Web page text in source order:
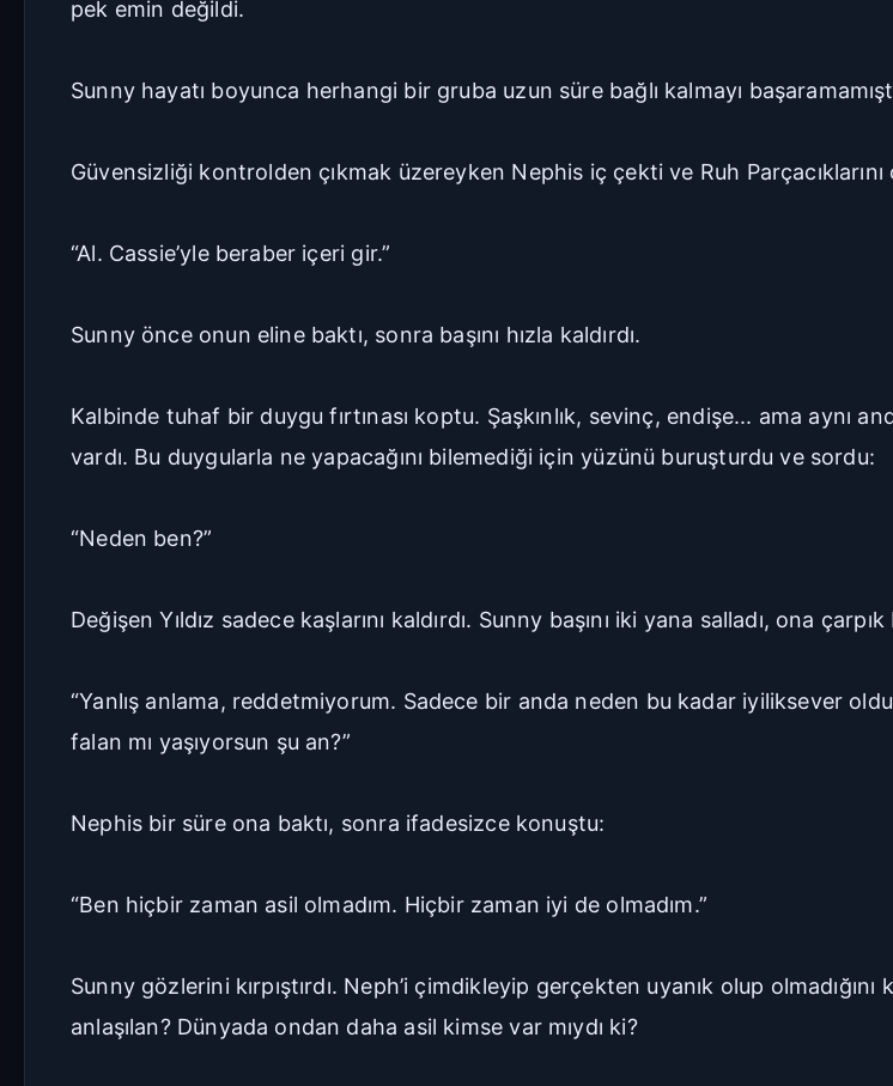
pek emin değildi.
Sunny hayatı boyunca herhangi bir gruba uzun süre bağlı kalmayı
Güvensizliği kontrolden çıkmak üzereyken Nephis iç çekti ve Ruh Parçacıklarını
“Al. Cassie’yle beraber içeri gir.”
Sunny önce onun eline baktı, sonra başını hızla kaldırdı.
Kalbinde tuhaf bir duygu fırtınası koptu. Şaşkınlık, sevinç, endişe... ama aynı
vardı. Bu duygularla ne yapacağını bilemediği için yüzünü buruşturdu ve sordu:
“Neden ben?”
Değişen Yıldız sadece kaşlarını kaldırdı. Sunny başını iki yana salladı, ona
“Yanlış anlama, reddetmiyorum. Sadece bir anda neden bu kadar iyiliksever
falan mı yaşıyorsun şu an?”
Nephis bir süre ona baktı, sonra ifadesizce konuştu:
“Ben hiçbir zaman asil olmadım. Hiçbir zaman iyi de olmadım.”
Sunny gözlerini kırpıştırdı. Neph’i çimdikleyip gerçekten uyanık olup
anlaşılan? Dünyada ondan daha asil kimse var mıydı ki?